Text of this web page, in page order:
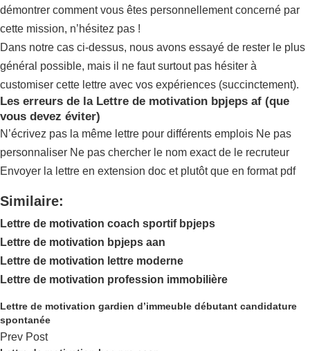
démontrer comment vous êtes personnellement concerné par
cette mission, n’hésitez pas !
Dans notre cas ci-dessus, nous avons essayé de rester le plus
général possible, mais il ne faut surtout pas hésiter à
customiser cette lettre avec vos expériences (succinctement).
Les erreurs de la Lettre de motivation bpjeps af (que
vous devez éviter)
N’écrivez pas la même lettre pour différents emplois Ne pas
personnaliser Ne pas chercher le nom exact de le recruteur
Envoyer la lettre en extension doc et plutôt que en format pdf
Similaire:
Lettre de motivation coach sportif bpjeps
Lettre de motivation bpjeps aan
Lettre de motivation lettre moderne
Lettre de motivation profession immobilière
Lettre de motivation gardien d’immeuble débutant candidature
spontanée
Prev Post